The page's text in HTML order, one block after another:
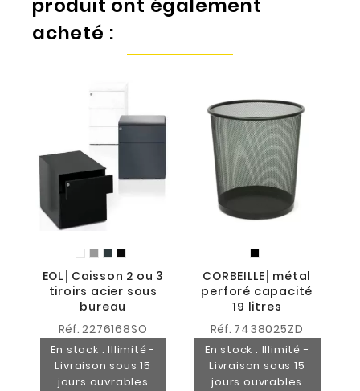
produit ont également
acheté :
EOL│Caisson 2 ou 3
tiroirs acier sous
bureau
Réf.2276168SO
En stock : Illimité -
Livraison sous 15
jours ouvrables
CORBEILLE│métal
perforé capacité
19 litres
Réf. 7438025ZD
En stock : Illimité -
Livraison sous 15
jours ouvrables